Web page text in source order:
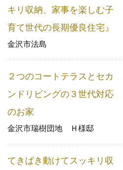
キリ収納、家事を楽しむ子
育て世代の長期優良住宅』
金沢市法島
２つのコートテラスとセカ
ンドリビングの３世代対応
のお家
金沢市瑞樹団地 Ｈ様邸
てきぱき動けてスッキリ収